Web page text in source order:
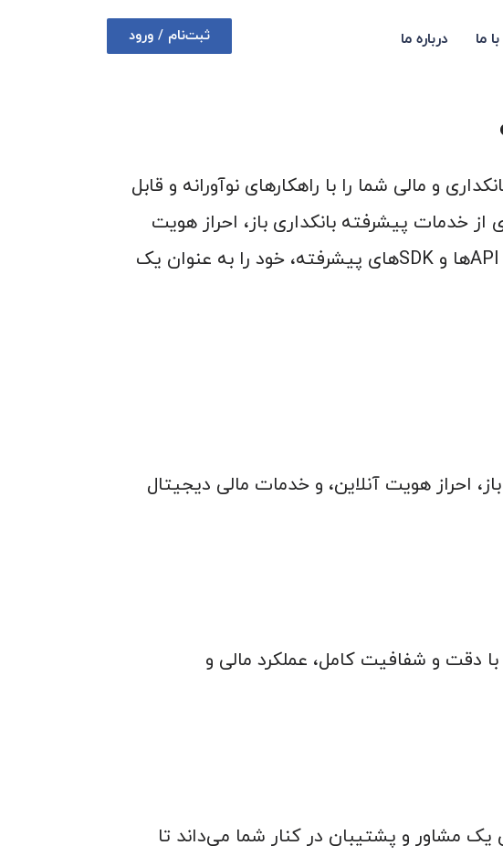
ما درباره ما ثبت‌نام / ورود
و مالی شما را با راهکارهای نوآورانه و قابل
خدمات پیشرفته بانکداری باز، احراز هویت
آنلاین، سرویس‌های اعتبارسنجی، و صدور سفته الکترونیک، همراه با دسترسی به API‌ها و SDK‌های پیشرفته، خود را به عنوان یک
احراز هویت آنلاین، و خدمات مالی دیجیتال
دقت و شفافیت کامل، عملکرد مالی و
یک مشاور و پشتیبان در کنار شما می‌داند تا